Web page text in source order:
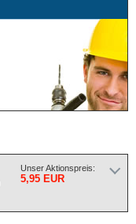
Unser Aktionspreis:
5,95 EUR